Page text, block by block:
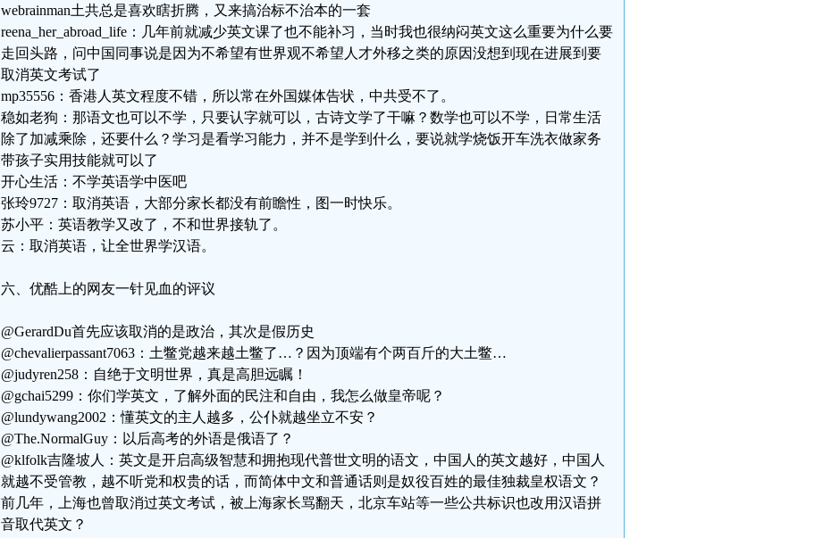
webrainman土共总是喜欢瞎折腾，又来搞治标不治本的一套
reena_her_abroad_life：几年前就减少英文课了也不能补习，当时我也很纳闷英文这么重要为什么要
走回头路，问中国同事说是因为不希望有世界观不希望人才外移之类的原因没想到现在进展到要
取消英文考试了
mp35556：香港人英文程度不错，所以常在外国媒体告状，中共受不了。
稳如老狗：那语文也可以不学，只要认字就可以，古诗文学了干嘛？数学也可以不学，日常生活
除了加减乘除，还要什么？学习是看学习能力，并不是学到什么，要说就学烧饭开车洗衣做家务
带孩子实用技能就可以了
开心生活：不学英语学中医吧
张玲9727：取消英语，大部分家长都没有前瞻性，图一时快乐。
苏小平：英语教学又改了，不和世界接轨了。
云：取消英语，让全世界学汉语。
六、优酷上的网友一针见血的评议
@GerardDu首先应该取消的是政治，其次是假历史
@chevalierpassant7063：土鳖党越来越土鳖了…？因为顶端有个两百斤的大土鳖…
@judyren258：自绝于文明世界，真是高胆远瞩！
@gchai5299：你们学英文，了解外面的民注和自由，我怎么做皇帝呢？
@lundywang2002：懂英文的主人越多，公仆就越坐立不安？
@The.NormalGuy：以后高考的外语是俄语了？
@klfolk吉隆坡人：英文是开启高级智慧和拥抱现代普世文明的语文，中国人的英文越好，中国人
就越不受管教，越不听党和权贵的话，而简体中文和普通话则是奴役百姓的最佳独裁皇权语文？
前几年，上海也曾取消过英文考试，被上海家长骂翻天，北京车站等一些公共标识也改用汉语拼
音取代英文？